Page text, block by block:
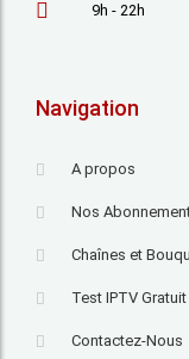
9h - 22h
Navigation
A propos
Nos
Chaînes et
Test IPTV Gratuit
Contactez-Nous